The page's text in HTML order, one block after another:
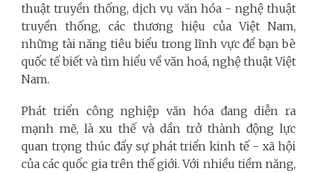
thuật truyền thống, dịch vụ văn hóa - nghệ thuật
truyền thống, các thương hiệu của Việt Nam,
những tài năng tiêu biểu trong lĩnh vực để bạn bè
quốc tế biết và tìm hiểu về văn hoá, nghệ thuật Việt
Nam.
Phát triển công nghiệp văn hóa đang diễn ra
mạnh mẽ, là xu thế và dần trở thành động lực
quan trọng thúc đẩy sự phát triển kinh tế - xã hội
của các quốc gia trên thế giới. Với nhiều tiềm năng,